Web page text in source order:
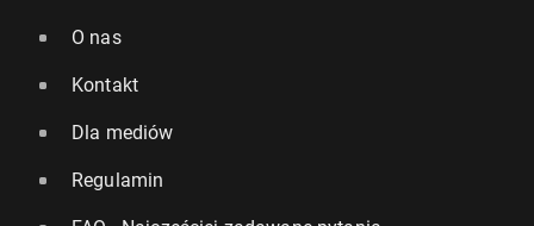
O nas
Kontakt
Dla mediów
Regulamin